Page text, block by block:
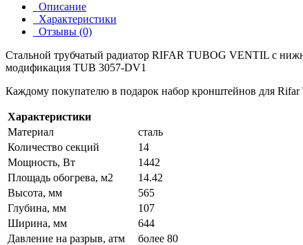
Описание
Характеристики
Отзывы (0)
Стальной трубчатый радиатор RIFAR TUBOG VENTIL с
модификация TUB 3057-DV1
Каждому покупателю в подарок набор кронштейнов для Rifar
Характеристики
Материал
сталь
Количество секций
14
Мощность, Вт
1442
Площадь обогрева, м2
14.42
Высота, мм
565
Глубина, мм
107
Ширина, мм
644
Давление на разрыв, атм
более 80